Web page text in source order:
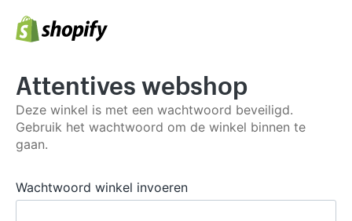
Attentives webshop
Deze winkel is met een wachtwoord beveiligd.
Gebruik het wachtwoord om de winkel binnen te
gaan.
Wachtwoord winkel invoeren